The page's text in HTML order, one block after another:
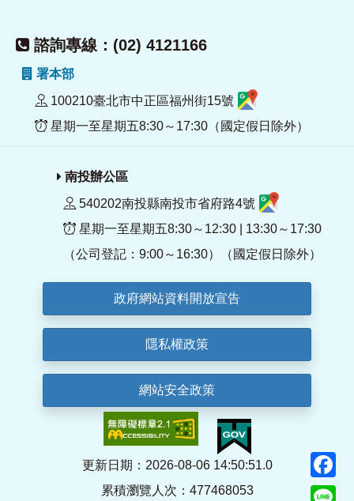
諮詢專線：(02) 4121166
署本部
100210臺北市中正區福州街15號
星期一至星期五8:30～17:30（國定假日除外）
南投辦公區
540202南投縣南投市省府路4號
星期一至星期五8:30～12:30 | 13:30～17:30
（公司登記：9:00～16:30）（國定假日除外）
政府網站資料開放宣告
隱私權政策
網站安全政策
更新日期：2026-08-06 14:50:51.0
累積瀏覽人次：477468053